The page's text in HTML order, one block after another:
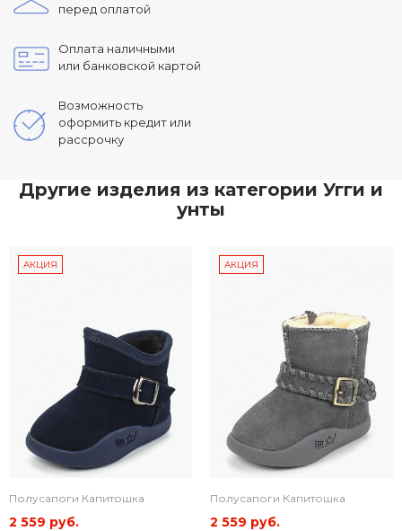
перед оплатой
Оплата наличными
или банковской картой
Возможность
оформить кредит или
рассрочку
Другие изделия из категории Угги и
унты
АКЦИЯ
Полусапоги Капитошка
2 559 руб.
АКЦИЯ
Полусапоги Капитошка
2 559 руб.